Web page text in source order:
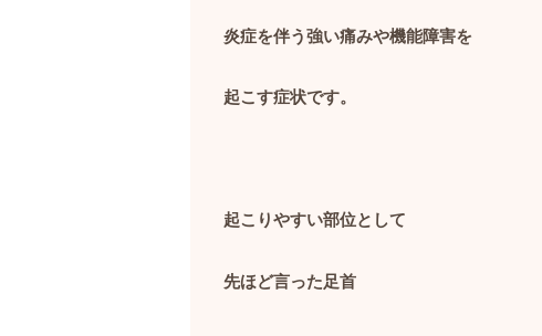
炎症を伴う強い痛みや機能障害を
起こす症状です。
起こりやすい部位として
先ほど言った足首